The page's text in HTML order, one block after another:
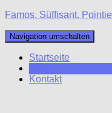
Famos. Süffisant.
Navigation umschalten
Startseite
Kontakt